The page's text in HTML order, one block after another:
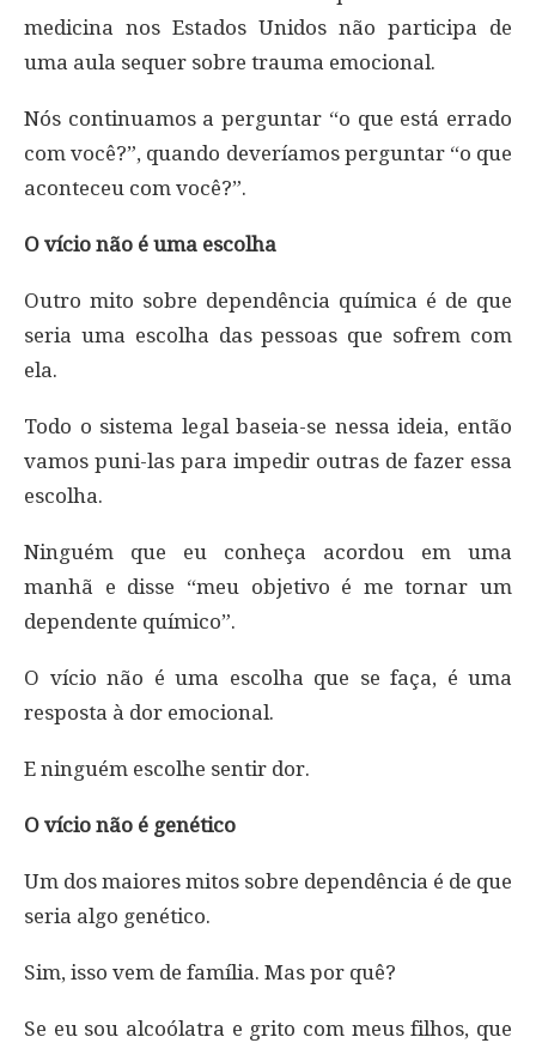
medicina nos Estados Unidos não participa de
uma aula sequer sobre trauma emocional.
Nós continuamos a perguntar “o que está errado
com você?”, quando deveríamos perguntar “o que
aconteceu com você?”.
O vício não é uma escolha
Outro mito sobre dependência química é de que
seria uma escolha das pessoas que sofrem com
ela.
Todo o sistema legal baseia-se nessa ideia, então
vamos puni-las para impedir outras de fazer essa
escolha.
Ninguém que eu conheça acordou em uma
manhã e disse “meu objetivo é me tornar um
dependente químico”.
O vício não é uma escolha que se faça, é uma
resposta à dor emocional.
E ninguém escolhe sentir dor.
O vício não é genético
Um dos maiores mitos sobre dependência é de que
seria algo genético.
Sim, isso vem de família. Mas por quê?
Se eu sou alcoólatra e grito com meus filhos, que